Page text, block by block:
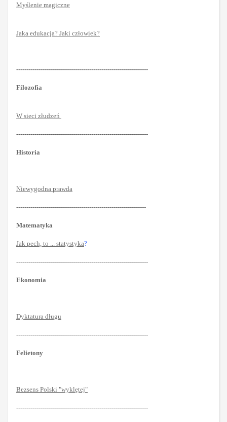
Myślenie magiczne
Jaka edukacja? Jaki człowiek?
-----------------------------------------------------------------
Filozofia
W sieci złudzeń
-----------------------------------------------------------------
Historia
Niewygodna prawda
----------------------------------------------------------------
Matematyka
Jak pech, to ... statystyka?
-----------------------------------------------------------------
Ekonomia
Dyktatura długu
-----------------------------------------------------------------
Felietony
Bezsens Polski "wyklętej"
-----------------------------------------------------------------